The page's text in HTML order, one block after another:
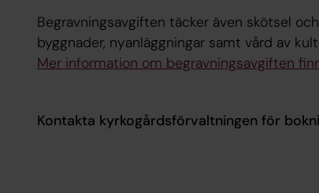
Begravningsavgiften täcker även skötsel
byggnader, nyanläggningar samt vård av
Mer information om begravningsavgiften
Kontakta kyrkogårdsförvaltningen för